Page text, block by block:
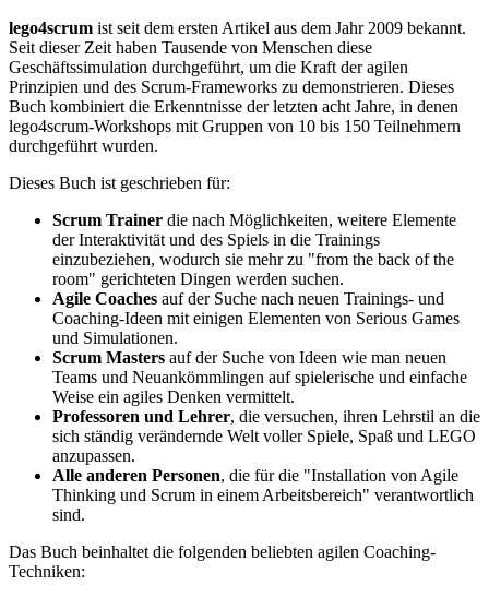
lego4scrum ist seit dem ersten Artikel aus dem Jahr 2009 bekannt.
Seit dieser Zeit haben Tausende von Menschen diese
Geschäftssimulation durchgeführt, um die Kraft der agilen
Prinzipien und des Scrum-Frameworks zu demonstrieren. Dieses
Buch kombiniert die Erkenntnisse der letzten acht Jahre, in denen
lego4scrum-Workshops mit Gruppen von 10 bis 150 Teilnehmern
durchgeführt wurden.
Dieses Buch ist geschrieben für:
Scrum Trainer die nach Möglichkeiten, weitere Elemente
der Interaktivität und des Spiels in die Trainings
einzubeziehen, wodurch sie mehr zu "from the back of the
room" gerichteten Dingen werden suchen.
Agile Coaches auf der Suche nach neuen Trainings- und
Coaching-Ideen mit einigen Elementen von Serious Games
und Simulationen.
Scrum Masters auf der Suche von Ideen wie man neuen
Teams und Neuankömmlingen auf spielerische und einfache
Weise ein agiles Denken vermittelt.
Professoren und Lehrer, die versuchen, ihren Lehrstil an die
sich ständig verändernde Welt voller Spiele, Spaß und LEGO
anzupassen.
Alle anderen Personen, die für die "Installation von Agile
Thinking und Scrum in einem Arbeitsbereich" verantwortlich
sind.
Das Buch beinhaltet die folgenden beliebten agilen Coaching-
Techniken: